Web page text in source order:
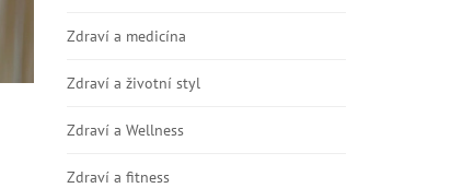
Zdraví a medicína
Zdraví a životní styl
Zdraví a Wellness
Zdraví a fitness